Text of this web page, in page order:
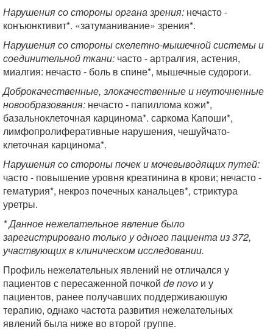
Нарушения со стороны органа зрения: нечасто -
конъюнктивит*. «затуманивание» зрения*.
Нарушения со стороны скелетно-мышечной системы и
соединительной ткани: часто - артралгия, астения,
миалгия: нечасто - боль в спине*, мышечные судороги.
Доброкачественные, злокачественные и неуточненные
новообразования: нечасто - папиллома кожи*,
базальноклеточная карцинома*. саркома Капоши*,
лимфопролиферативные нарушения, чешуйчато-
клеточная карцинома*.
Нарушения со стороны почек и мочевыводящих путей:
часто - повышение уровня креатинина в крови; нечасто -
гематурия*, некроз почечных канальцев*, стриктура
уретры.
* Данное нежелательное явление было
зарегистрировано только у одного пациента из 372,
участвующих в клиническом исследовании.
Профиль нежелательных явлений не отличался у
пациентов с пересаженной почкой de novo и у
пациентов, ранее получавших поддерживаюшую
терапию, однако частота развития нежелательных
явлений была ниже во второй группе.